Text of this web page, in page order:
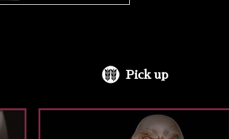
Pick up